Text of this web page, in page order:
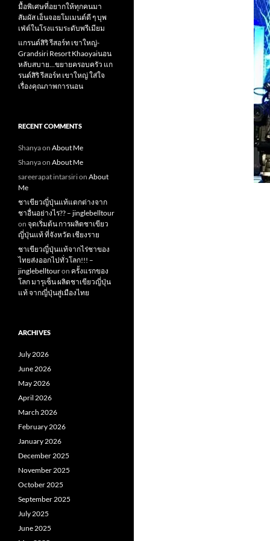
มื้อพิเศษที่อยากให้ทุกคนมา
สัมผัส เอ็นจอยโมเมนต์ดี ๆ บุพ
เฟ่ต์ในโรงแรมระดับพรีเมียม
แกรนด์สิริ​ รีสอร์ท​ เขาใหญ่​-
Grandsiri​ Resort​ Khaoyaiนอน
หลับสบาย…ขยายครอบครัว แก
รนด์สิริ รีสอร์ท เขาใหญ่ ใส่ใจ
เรื่องคุณภาพการนอน
RECENT COMMENTS
Shanyaon About Me
Shanyaon About Me
sareerapat intarsirion About
Me
ชาเขียวญี่ปุ่นแท้แตกต่างจาก
ชาอื่นอย่างไร?? – jinglebelltour
on จุดเริ่มต้น การผลิตชาเขียว
ญี่ปุ่นแท้ ที่จังหวัด เชียงราย
ชาเขียวญี่ปุ่นแท้จากไร่ชาของ
ไทยส่งออกไปทั่วโลก!!! –
jinglebelltouron ครั้งแรกของ
โลก มารุเซ็น ผลิตชาเขียวญี่ปุ่น
แท้ จากญี่ปุ่นสู่เมืองไทย
ARCHIVES
July 2026
June 2026
May 2026
April 2026
March 2026
February 2026
January 2026
December 2025
November 2025
October 2025
September 2025
July 2025
June 2025